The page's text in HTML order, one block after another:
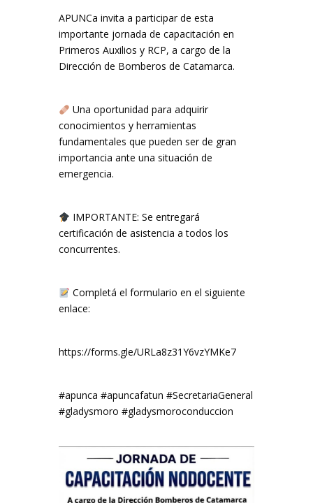
APUNCa invita a participar de esta
importante jornada de capacitación en
Primeros Auxilios y RCP, a cargo de la
Dirección de Bomberos de Catamarca.
Una oportunidad para adquirir
conocimientos y herramientas
fundamentales que pueden ser de gran
importancia ante una situación de
emergencia.
IMPORTANTE: Se entregará
certificación de asistencia a todos los
concurrentes.
Completá el formulario en el siguiente
enlace:
https://forms.gle/URLa8z31Y6vzYMKe7
#apunca #apuncafatun #SecretariaGeneral
#gladysmoro #gladysmoroconduccion